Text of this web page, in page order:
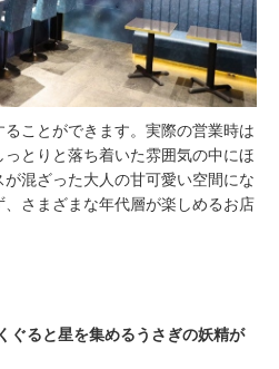
ことができます。実際の営業時は
とりと落ち着いた雰囲気の中にほ
混ざった大人の甘可愛い空間にな
さまざまな年代層が楽しめるお店
ぐると星を集めるうさぎの妖精が